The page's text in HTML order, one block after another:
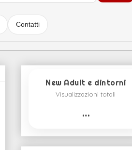
Contatti
New Adult e dintorni
Visualizzazioni totali
…